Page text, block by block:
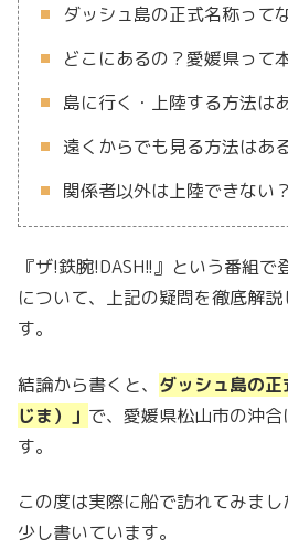
ダッシュ島の正式名称って
どこにあるの？愛媛県って
島に行く・上陸する方法は
遠くからでも見る方法はあ
関係者以外は上陸できない？
『ザ!鉄腕!DASH!!』という番組で
について、上記の疑問を徹底解
す。
結論から書くと、 ダッシュ島の
じま）」 で、愛媛県松山市の沖
す。
この度は実際に船で訪れてみま
少し書いています。